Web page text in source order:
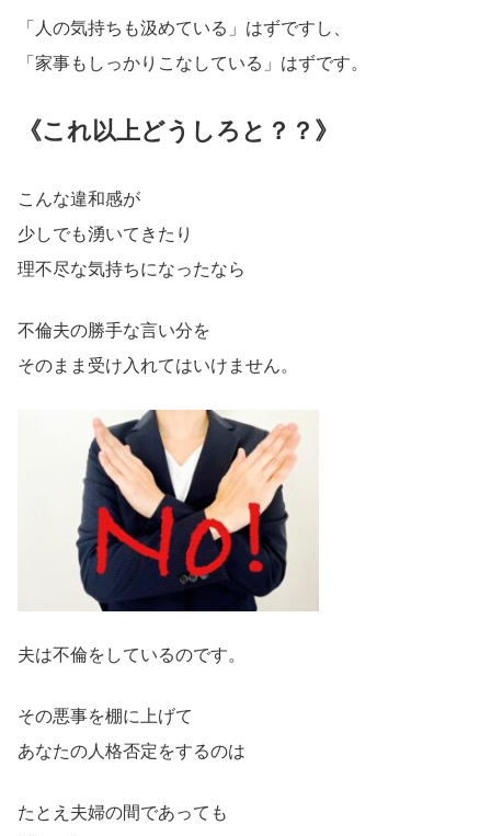
「人の気持ちも汲めている」はずですし、
「家事もしっかりこなしている」はずです。
《これ以上どうしろと？？》
こんな違和感が
少しでも湧いてきたり
理不尽な気持ちになったなら
不倫夫の勝手な言い分を
そのまま受け入れてはいけません。
夫は不倫をしているのです。
その悪事を棚に上げて
あなたの人格否定をするのは
たとえ夫婦の間であっても